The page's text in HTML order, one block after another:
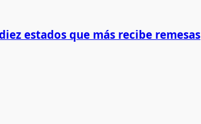
estados que más recibe remesas